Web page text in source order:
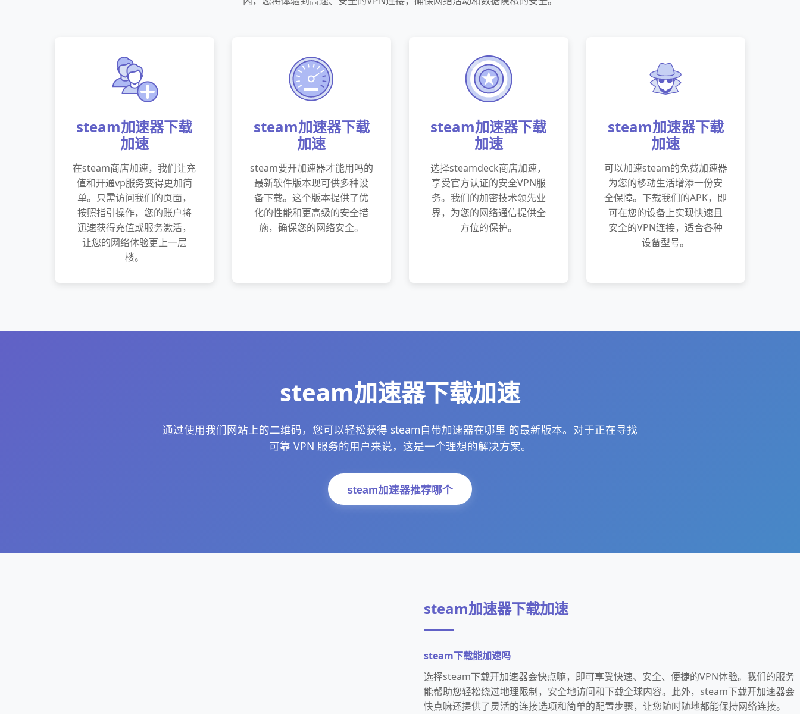
steam加速器下载
加速
在steam商店加速，我们让充
值和开通vp服务变得更加简
单。只需访问我们的页面，
按照指引操作，您的账户将
迅速获得充值或服务激活，
让您的网络体验更上一层
楼。
steam加速器下载
加速
steam要开加速器才能用吗的
最新软件版本现可供多种设
备下载。这个版本提供了优
化的性能和更高级的安全措
施，确保您的网络安全。
steam加速器下载
加速
选择steamdeck商店加速，
享受官方认证的安全VPN服
务。我们的加密技术领先业
界，为您的网络通信提供全
方位的保护。
steam加速器下载
加速
可以加速steam的免费加速器
为您的移动生活增添一份安
全保障。下载我们的APK，即
可在您的设备上实现快速且
安全的VPN连接，适合各种
设备型号。
steam加速器下载加速
通过使用我们网站上的二维码，您可以轻松获得 steam自带加速器在哪里 的最新版本。对于正在寻找
可靠 VPN 服务的用户来说，这是一个理想的解决方案。
steam加速器推荐哪个
steam加速器下载加速
steam下载能加速吗
选择steam下载开加速器会快点嘛，即可享受快速、安全、便捷的VPN体验。我们的服务
能帮助您轻松绕过地理限制，安全地访问和下载全球内容。此外，steam下载开加速器会
快点嘛还提供了灵活的连接选项和简单的配置步骤，让您随时随地都能保持网络连接。